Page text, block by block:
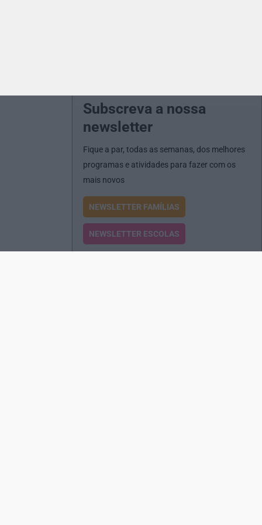
Subscreva a nossa
newsletter
Fique a par, todas as semanas, dos melhores
programas e atividades para fazer com os
mais novos
NEWSLETTER FAMÍLIAS
NEWSLETTER ESCOLAS